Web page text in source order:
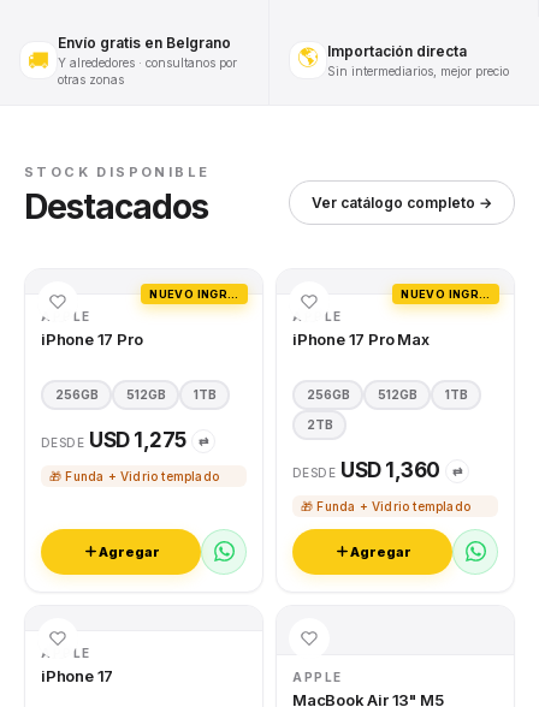
🚚
Envío gratis en Belgrano
Y alrededores · consultanos por
otras zonas
🌎 Importación directa
Sin intermediarios, mejor precio
STOCK DISPONIBLE
Destacados Ver catálogo completo →
APPLE
iPhone 17 Pro
256GB 512GB 1TB
DESDE USD 1,275 ⇄
🎁 Funda + Vidrio templado
Agregar
APPLE
iPhone 17 Pro Max
256GB 512GB 1TB
2TB
DESDE USD 1,360 ⇄
🎁 Funda + Vidrio templado
Agregar
APPLE
iPhone 17 APPLE
MacBook Air 13" M5